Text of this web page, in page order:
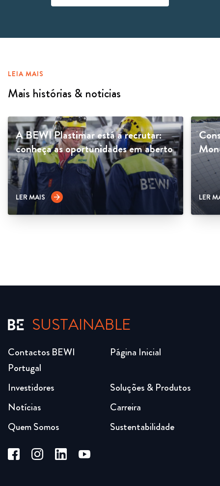
LEIA MAIS
Mais histórias & noticias
A BEWI Plastimar está a recrutar:
conheça as oportunidades em aberto
LER MAIS arrow_forward LER
SUSTAINABLE
Página Inicial
Soluções & Produtos
Carreira
Sustentabilidade
Investidores
Notícias
Quem Somos
Contactos BEWI
Portugal